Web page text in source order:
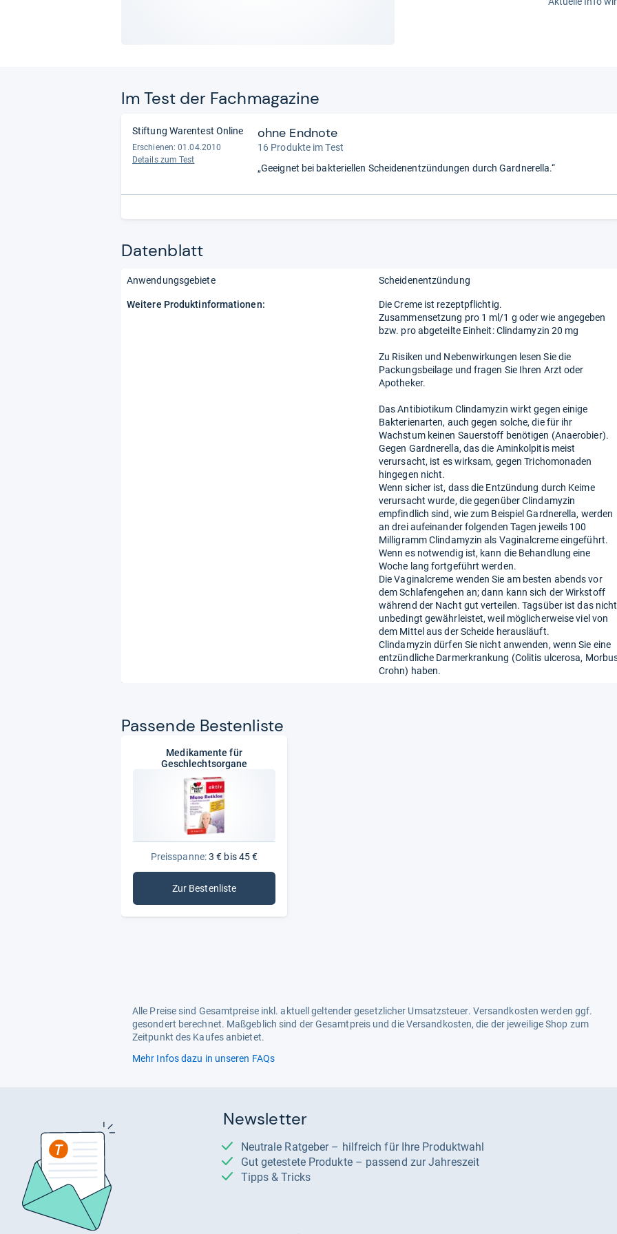
Im Test der Fach­ma­ga­zine
Stiftung Warentest Online
Erschienen: 01.04.2010
Details zum Test
ohne Endnote
16 Produkte im Test
„Geeignet bei bakteriellen Scheidenentzündungen durch Gardnerella.“
Datenblatt
Anwendungsgebiete Scheidenentzündung
Weitere Produktinformationen:
Die Creme ist rezeptpflichtig.
Zusammensetzung pro 1 ml/1 g oder wie angegeben
bzw. pro abgeteilte Einheit: Clindamyzin 20 mg
Zu Risiken und Nebenwirkungen lesen Sie die
Packungsbeilage und fragen Sie Ihren Arzt oder
Apotheker.
Das Antibiotikum Clindamyzin wirkt gegen einige
Bakterienarten, auch gegen solche, die für ihr
Wachstum keinen Sauerstoff benötigen (Anaerobier).
Gegen Gardnerella, das die Aminkolpitis meist
verursacht, ist es wirksam, gegen Trichomonaden
hingegen nicht.
Wenn sicher ist, dass die Entzündung durch Keime
verursacht wurde, die gegenüber Clindamyzin
empfindlich sind, wie zum Beispiel Gardnerella, werden
an drei aufeinander folgenden Tagen jeweils 100
Milligramm Clindamyzin als Vaginalcreme eingeführt.
Wenn es notwendig ist, kann die Behandlung eine
Woche lang fortgeführt werden.
Die Vaginalcreme wenden Sie am besten abends vor
dem Schlafengehen an; dann kann sich der Wirkstoff
während der Nacht gut verteilen. Tagsüber ist das nicht
unbedingt gewährleistet, weil möglicherweise viel von
dem Mittel aus der Scheide herausläuft.
Clindamyzin dürfen Sie nicht anwenden, wenn Sie eine
entzündliche Darmerkrankung (Colitis ulcerosa,
Crohn) haben.
Pas­sende Bes­ten­liste
Medikamente für
Geschlechtsorgane
Preisspanne:3 € bis 45 €
Zur Bestenliste: Medikamente für Geschlechtsorgane
Alle Preise sind Gesamtpreise inkl. aktuell geltender gesetzlicher Umsatzsteuer. Versandkosten werden ggf.
gesondert berechnet. Maßgeblich sind der Gesamtpreis und die Versandkosten, die der jeweilige Shop zum
Zeitpunkt des Kaufes anbietet.
Mehr Infos dazu in unseren FAQs
Newsletter
Neutrale Ratgeber – hilfreich für Ihre Produktwahl
Gut getestete Produkte – passend zur Jahreszeit
Tipps & Tricks